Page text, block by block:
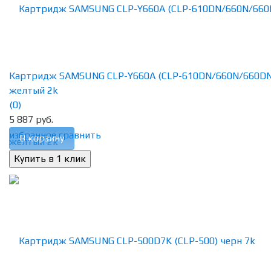
избранное сравнить
Картридж SAMSUNG CLP-Y660A (CLP-610DN/660N/
желтый 2k
(0)
5 887 руб.
В корзину